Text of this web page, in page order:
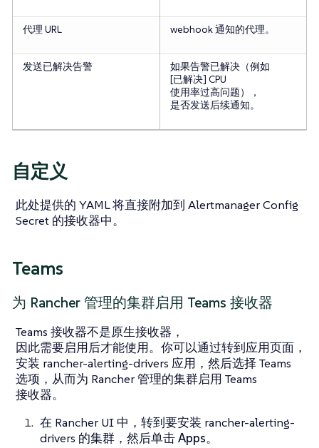
代理 URL webhook 通知的代理。
发送已解决告警
如果告警已解决（例如
[已解决] CPU
使用率过高问题），
是否发送后续通知。
自定义
此处提供的 YAML 将直接附加到 Alertmanager Config
Secret 的接收器中。
Teams
为 Rancher 管理的集群启用 Teams 接收器
Teams 接收器不是原生接收器，
因此需要启用后才能使用。你可以通过转到应用页面，
安装 rancher-alerting-drivers 应用，然后选择 Teams
选项，从而为 Rancher 管理的集群启用 Teams
接收器。
在 Rancher UI 中，转到要安装 rancher-alerting-
drivers 的集群，然后单击Apps。